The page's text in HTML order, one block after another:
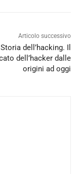
Articolo successivo
Storia dell’hacking. Il
dell’hacker dalle
origini ad oggi